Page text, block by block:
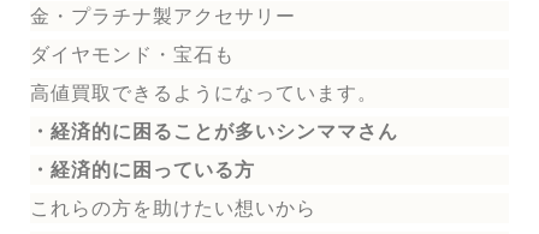
金・プラチナ製アクセサリー
ダイヤモンド・宝石も
高値買取できるようになっています。
・経済的に困ることが多いシンママさん
・経済的に困っている方
これらの方を助けたい想いから